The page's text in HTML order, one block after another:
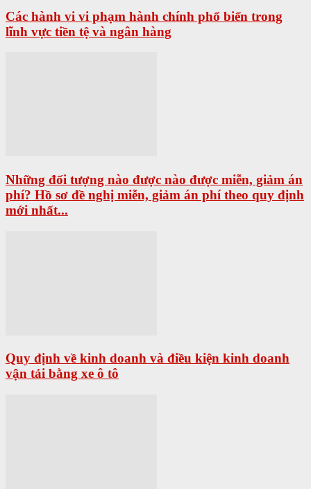
Các hành vi vi phạm hành chính phổ biến trong
lĩnh vực tiền tệ và ngân hàng
Những đối tượng nào được nào được miễn, giảm án
phí? Hồ sơ đề nghị miễn, giảm án phí theo quy định
mới nhất...
Quy định về kinh doanh và điều kiện kinh doanh
vận tải bằng xe ô tô